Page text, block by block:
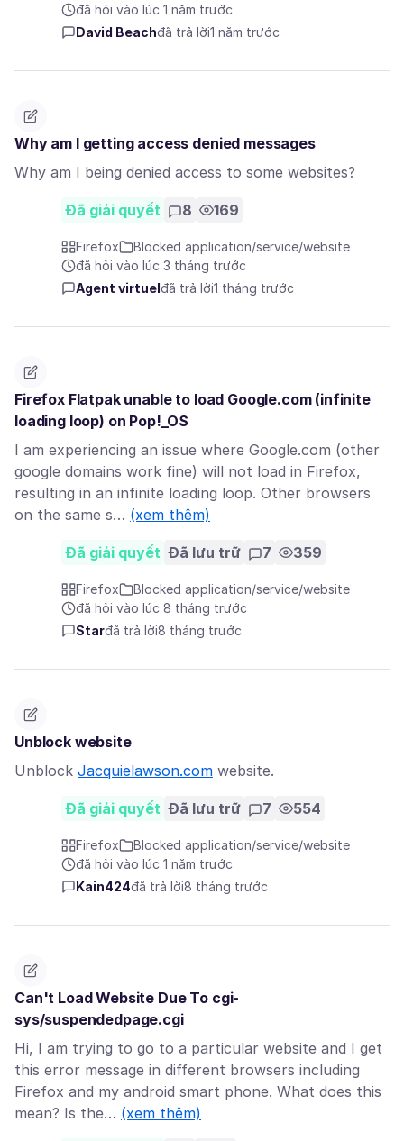
đã hỏi vào lúc 1 năm trước
David Beachđã trả lời1 năm trước
Why am I getting access denied messages
Why am I being denied access to some websites?
Đã giải quyết 8 169
Firefox
Blocked application/service/website
đã hỏi vào lúc 3 tháng trước
Agent virtuel đã trả lời1 tháng trước
Firefox Flatpak unable to load Google.com (infinite
loading loop) on Pop!_OS
I am experiencing an issue where Google.com (other
google domains work fine) will not load in Firefox,
resulting in an infinite loading loop. Other browsers
on the same s… (xem thêm)
Đã giải quyết Đã lưu trữ 7 359
Firefox
Blocked application/service/website
đã hỏi vào lúc 8 tháng trước
Starđã trả lời8 tháng trước
Unblock website
Unblock Jacquielawson.com website.
Đã giải quyết Đã lưu trữ 7 554
Firefox
Blocked application/service/website
đã hỏi vào lúc 1 năm trước
Kain424đã trả lời8 tháng trước
Can't Load Website Due To cgi-
sys/suspendedpage.cgi
Hi, I am trying to go to a particular website and I get
this error message in different browsers including
Firefox and my android smart phone. What does this
mean? Is the… (xem thêm)